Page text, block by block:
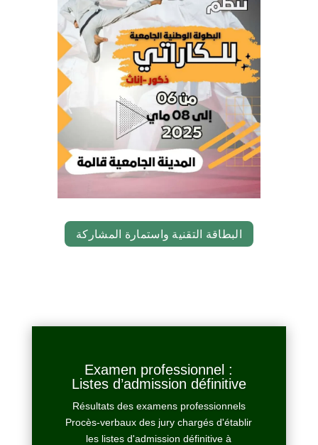
البطاقة التقنية واستمارة المشاركة
Examen professionnel :
Listes d’admission définitive
Résultats des examens professionnels
Procès-verbaux des jury chargés d'établir
les listes d'admission définitive à